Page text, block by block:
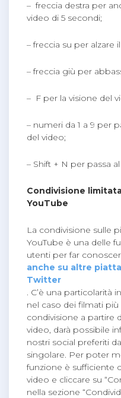
– freccia destra per
video di 5 secondi;
– freccia su per alzare
– freccia giù per
– F per la visione del
– numeri da 1 a 9 per
del video;
– Shift + N per passa
Condivisione
YouTube
La condivisione sulle
YouTube è una delle
utenti per far
anche su altre
Twitter
. C’è una particolarità
nel caso dei filmati
condivisione a partire
video, darà possibile
nostri social preferiti
singolare. Per poter
funzione è sufficiente
video e cliccare su
nella sezione